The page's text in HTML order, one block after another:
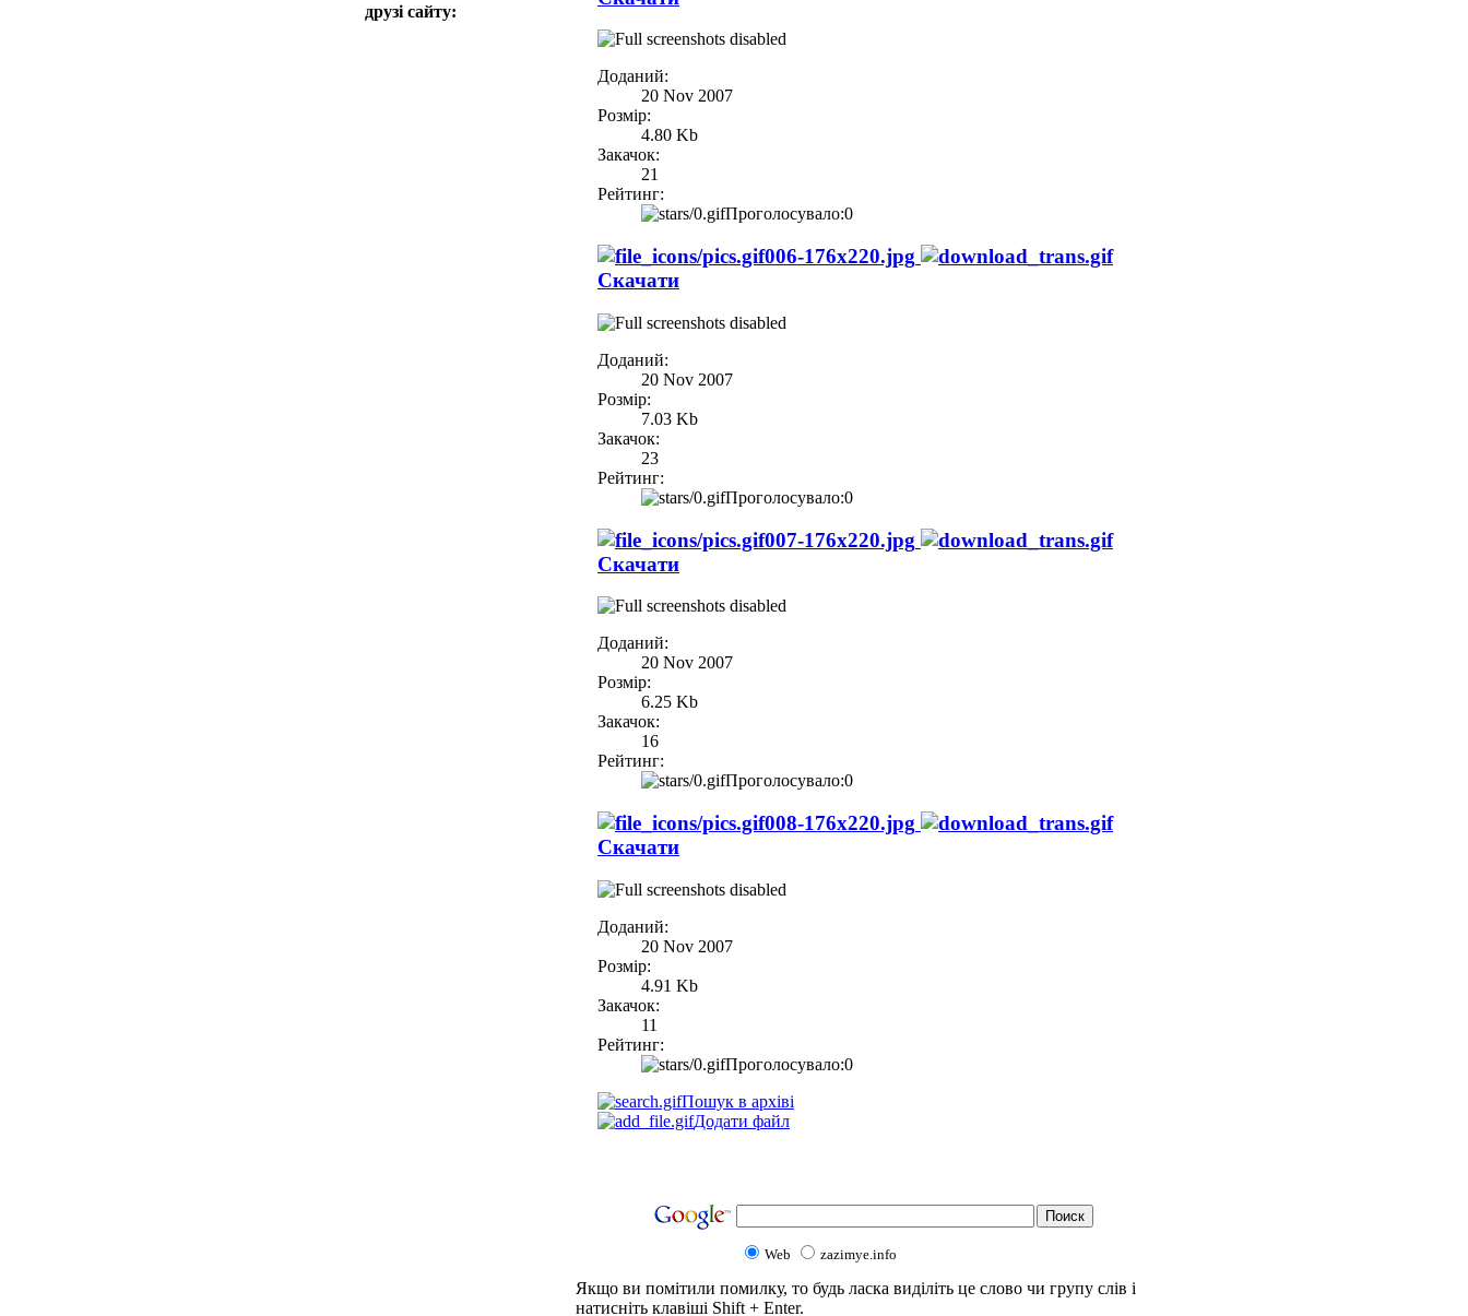
друзі сайту:
Доданий:
20 Nov 2007
Розмір:
4.80 Kb
Закачок:
21
Рейтинг:
Проголосувало:0
006-176x220.jpg
Скачати
Доданий:
20 Nov 2007
Розмір:
7.03 Kb
Закачок:
23
Рейтинг:
Проголосувало:0
007-176x220.jpg
Скачати
Доданий:
20 Nov 2007
Розмір:
6.25 Kb
Закачок:
16
Рейтинг:
Проголосувало:0
008-176x220.jpg
Скачати
Доданий:
20 Nov 2007
Розмір:
4.91 Kb
Закачок:
11
Рейтинг:
Проголосувало:0
Пошук в архіві
Додати файл
Web zazimye.info
Якщо ви помітили помилку, то будь ласка виділіть це слово чи групу слів і
натисніть клавіші Shift + Enter.